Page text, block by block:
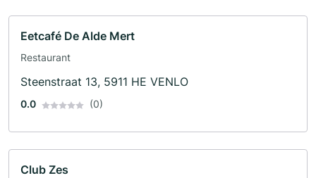
Eetcafé De Alde Mert
Restaurant
Steenstraat 13, 5911 HE VENLO
0.0 (0)
Club Zes